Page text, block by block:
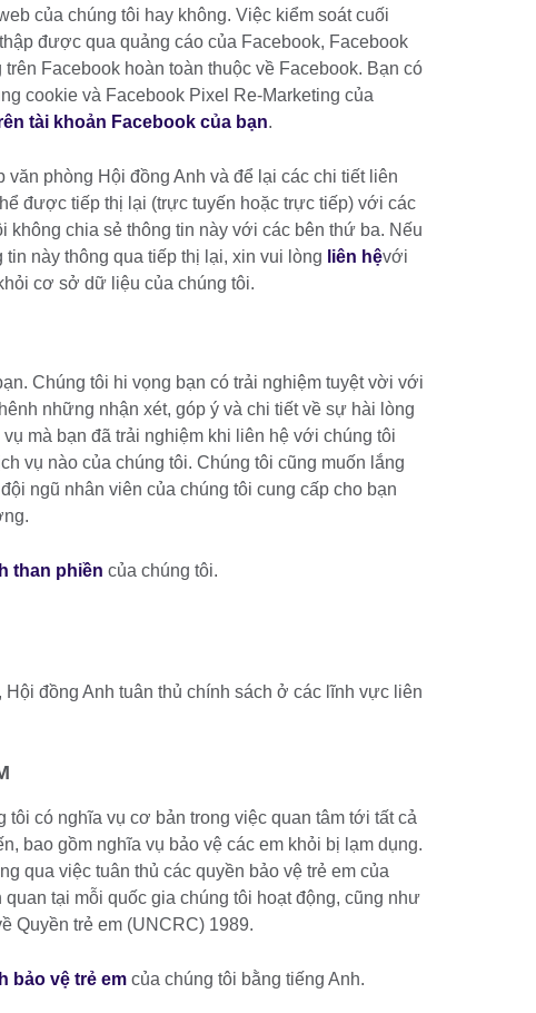
của chúng tôi hay không. Việc kiểm soát cuối
được qua quảng cáo của Facebook, Facebook
Facebook hoàn toàn thuộc về Facebook. Bạn có
cookie và Facebook Pixel Re-Marketing của
tài khoản Facebook của bạn.
văn phòng Hội đồng Anh và để lại các chi tiết liên
được tiếp thị lại (trực tuyến hoặc trực tiếp) với các
không chia sẻ thông tin này với các bên thứ ba. Nếu
này thông qua tiếp thị lại, xin vui lòng liên hệvới
cơ sở dữ liệu của chúng tôi.
Chúng tôi hi vọng bạn có trải nghiệm tuyệt vời với
những nhận xét, góp ý và chi tiết về sự hài lòng
mà bạn đã trải nghiệm khi liên hệ với chúng tôi
vụ nào của chúng tôi. Chúng tôi cũng muốn lắng
ngũ nhân viên của chúng tôi cung cấp cho bạn
than phiền của chúng tôi.
Hội đồng Anh tuân thủ chính sách ở các lĩnh vực liên
tôi có nghĩa vụ cơ bản trong việc quan tâm tới tất cả
bao gồm nghĩa vụ bảo vệ các em khỏi bị lạm dụng.
qua việc tuân thủ các quyền bảo vệ trẻ em của
tại mỗi quốc gia chúng tôi hoạt động, cũng như
Quyền trẻ em (UNCRC) 1989.
bảo vệ trẻ em của chúng tôi bằng tiếng Anh.